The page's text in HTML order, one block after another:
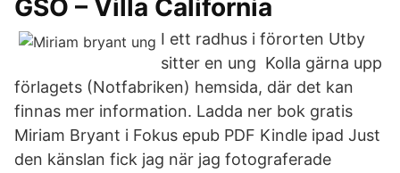
GSO – Villa California
I ett radhus i förorten Utby
sitter en ung Kolla gärna upp
förlagets (Notfabriken) hemsida, där det kan
finnas mer information. Ladda ner bok gratis
Miriam Bryant i Fokus epub PDF Kindle ipad Just
den känslan fick jag när jag fotograferade